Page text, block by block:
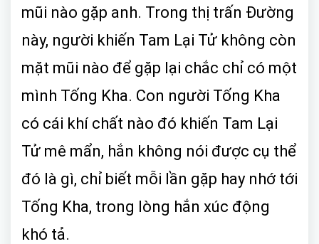
mũi nào gặp anh. Trong thị trấn Đường
này, người khiến Tam Lại Tử không còn
mặt mũi nào để gặp lại chắc chỉ có một
mình Tống Kha. Con người Tống Kha
có cái khí chất nào đó khiến Tam Lại
Tử mê mẩn, hắn không nói được cụ thể
đó là gì, chỉ biết mỗi lần gặp hay nhớ tới
Tống Kha, trong lòng hắn xúc động
khó tả.